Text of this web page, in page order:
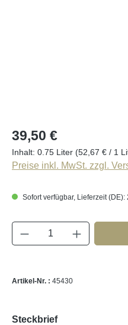
Regulärer Preis:
39,50 €
Inhalt: 0.75 Liter (52,67 € / 1
Preise inkl. MwSt. zzgl.
Sofort verfügbar, Lieferzeit (DE):
Produkt Anzahl:
Artikel-Nr. : 45430
Steckbrief